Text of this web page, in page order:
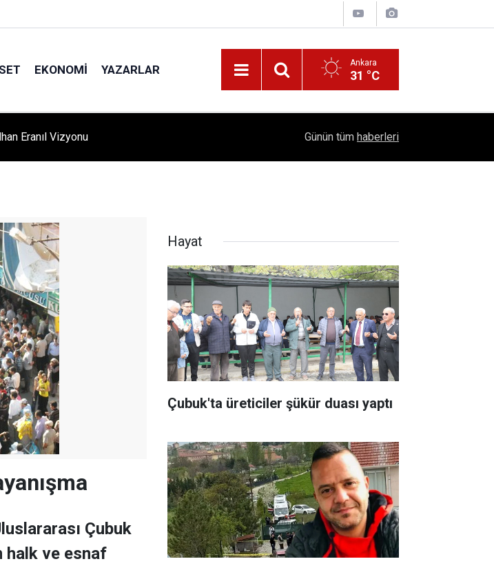
EKONOMI YAZARLAR Ankara
31 °C
Kursiyerler Gönüllerince Eğlendi! 1504 Kep, Tek Bir Hedef: Bilim Kenti Çubuk
Günün tüm haberleri
Çubuk
halk ve esnaf
Hayat
Çubuk'ta üreticiler şükür duası yaptı